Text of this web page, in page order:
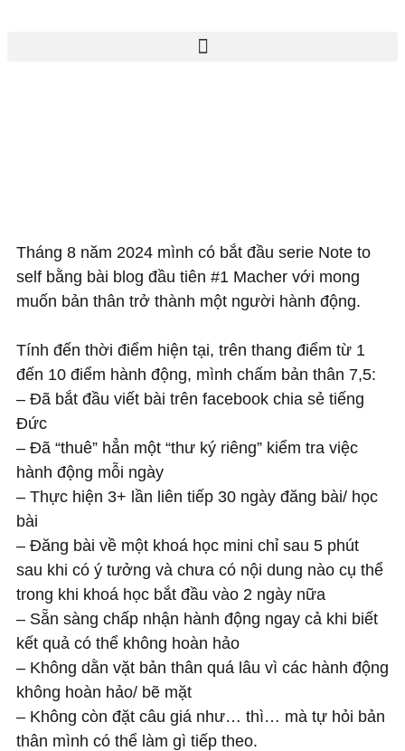
Tháng 8 năm 2024 mình có bắt đầu serie Note to
self bằng bài blog đầu tiên #1 Macher với mong
muốn bản thân trở thành một người hành động.
Tính đến thời điểm hiện tại, trên thang điểm từ 1
đến 10 điểm hành động, mình chấm bản thân 7,5:
– Đã bắt đầu viết bài trên facebook chia sẻ tiếng
Đức
– Đã “thuê” hẳn một “thư ký riêng” kiểm tra việc
hành động mỗi ngày
– Thực hiện 3+ lần liên tiếp 30 ngày đăng bài/ học
bài
– Đăng bài về một khoá học mini chỉ sau 5 phút
sau khi có ý tưởng và chưa có nội dung nào cụ thể
trong khi khoá học bắt đầu vào 2 ngày nữa
– Sẵn sàng chấp nhận hành động ngay cả khi biết
kết quả có thể không hoàn hảo
– Không dằn vặt bản thân quá lâu vì các hành động
không hoàn hảo/ bẽ mặt
– Không còn đặt câu giá như… thì… mà tự hỏi bản
thân mình có thể làm gì tiếp theo.